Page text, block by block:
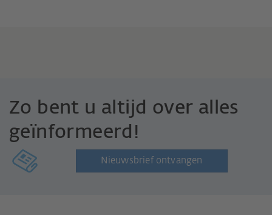
Zo bent u altijd over alles
geïnformeerd!
Nieuwsbrief ontvangen